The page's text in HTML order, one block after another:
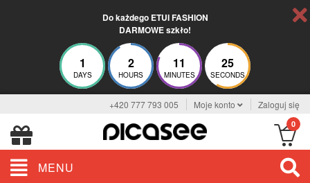
Do każdego ETUI FASHION
DARMOWE szkło!
1
DAYS
2
HOURS
11
MINUTES
24
SECONDS
+420 777 793 005 Moje konto Zaloguj się
0
MENU